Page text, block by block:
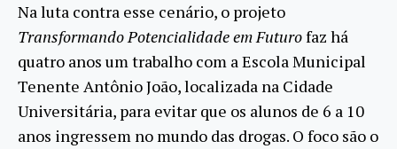
Na luta contra esse cenário, o projeto
Transformando Potencialidade em Futurofaz há
quatro anos um trabalho com a Escola Municipal
Tenente Antônio João, localizada na Cidade
Universitária, para evitar que os alunos de 6 a 10
anos ingressem no mundo das drogas. O foco são o